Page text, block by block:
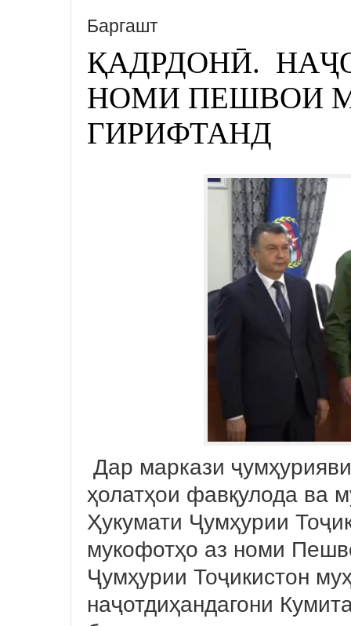
Баргашт
ҚАДРДОНӢ.
НОМИ ПЕШВОИ
ГИРИФТАНД
Дар маркази
ҳолатҳои фавқулода ва
Ҳукумати Ҷумҳурии
мукофотҳо аз номи
Ҷумҳурии Тоҷикистон
наҷотдиҳандагони